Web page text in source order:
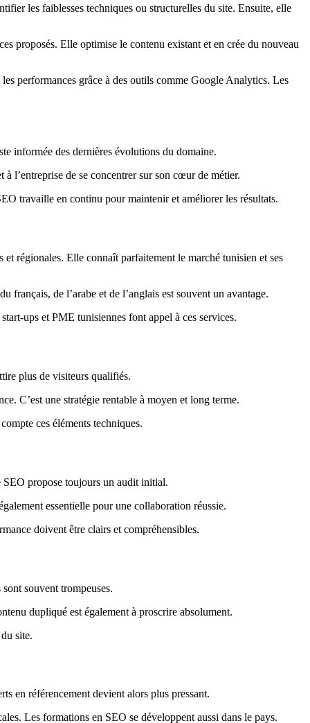
les faiblesses techniques ou structurelles du site. Ensuite, elle
proposés. Elle optimise le contenu existant et en crée du nouveau
performances grâce à des outils comme Google Analytics. Les
informée des dernières évolutions du domaine.
l’entreprise de se concentrer sur son cœur de métier.
travaille en continu pour maintenir et améliorer les résultats.
régionales. Elle connaît parfaitement le marché tunisien et ses
français, de l’arabe et de l’anglais est souvent un avantage.
ups et PME tunisiennes font appel à ces services.
plus de visiteurs qualifiés.
C’est une stratégie rentable à moyen et long terme.
ces éléments techniques.
SEO propose toujours un audit initial.
essentielle pour une collaboration réussie.
doivent être clairs et compréhensibles.
souvent trompeuses.
dupliqué est également à proscrire absolument.
site.
en référencement devient alors plus pressant.
Les formations en SEO se développent aussi dans le pays.